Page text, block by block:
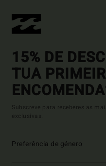
15% DE
TUA
Subscreve para receberes as
exclusivas.
Preferência de género